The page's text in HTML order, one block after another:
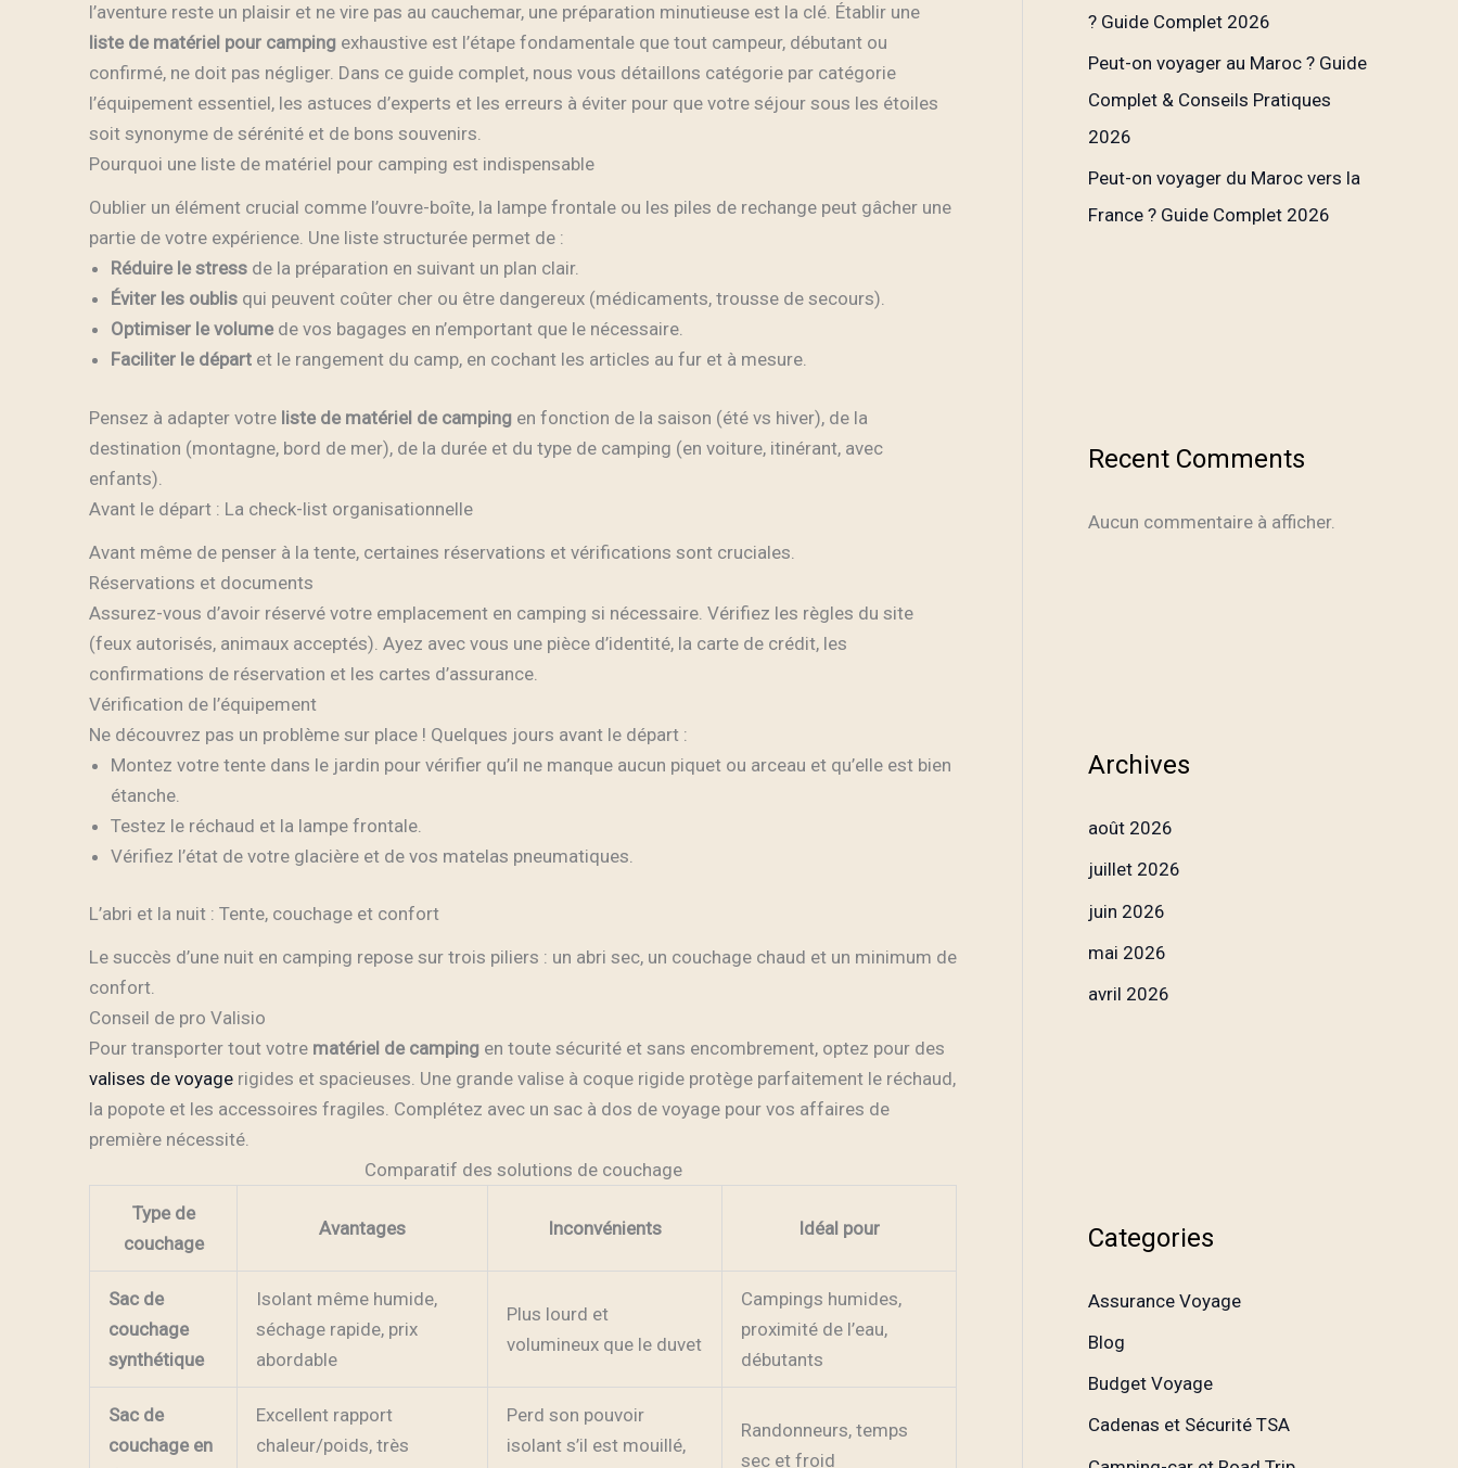
l’aventure reste un plaisir et ne vire pas au cauchemar, une préparation minutieuse est la clé. Établir une
liste de matériel pour camping exhaustive est l’étape fondamentale que tout campeur, débutant ou
confirmé, ne doit pas négliger. Dans ce guide complet, nous vous détaillons catégorie par catégorie
l’équipement essentiel, les astuces d’experts et les erreurs à éviter pour que votre séjour sous les étoiles
soit synonyme de sérénité et de bons souvenirs.
Pourquoi une liste de matériel pour camping est indispensable
Oublier un élément crucial comme l’ouvre-boîte, la lampe frontale ou les piles de rechange peut gâcher une
partie de votre expérience. Une liste structurée permet de :
Réduire le stress de la préparation en suivant un plan clair.
Éviter les oublis qui peuvent coûter cher ou être dangereux (médicaments, trousse de secours).
Optimiser le volumede vos bagages en n’emportant que le nécessaire.
Faciliter le départ et le rangement du camp, en cochant les articles au fur et à mesure.
Pensez à adapter votre liste de matériel de camping en fonction de la saison (été vs hiver), de la
destination (montagne, bord de mer), de la durée et du type de camping (en voiture, itinérant, avec
enfants).
Avant le départ : La check-list organisationnelle
Avant même de penser à la tente, certaines réservations et vérifications sont cruciales.
Réservations et documents
Assurez-vous d’avoir réservé votre emplacement en camping si nécessaire. Vérifiez les règles du site
(feux autorisés, animaux acceptés). Ayez avec vous une pièce d’identité, la carte de crédit, les
confirmations de réservation et les cartes d’assurance.
Vérification de l’équipement
Ne découvrez pas un problème sur place ! Quelques jours avant le départ :
Montez votre tente dans le jardin pour vérifier qu’il ne manque aucun piquet ou arceau et qu’elle est bien
étanche.
Testez le réchaud et la lampe frontale.
Vérifiez l’état de votre glacière et de vos matelas pneumatiques.
L’abri et la nuit : Tente, couchage et confort
Le succès d’une nuit en camping repose sur trois piliers : un abri sec, un couchage chaud et un minimum de
confort.
Conseil de pro Valisio
Pour transporter tout votre matériel de camping en toute sécurité et sans encombrement, optez pour des
valises de voyage rigides et spacieuses. Une grande valise à coque rigide protège parfaitement le réchaud,
la popote et les accessoires fragiles. Complétez avec un sac à dos de voyage pour vos affaires de
première nécessité.
Comparatif des solutions de couchage
Type de
couchage
Avantages Inconvénients Idéal pour
Sac de
couchage
synthétique
Isolant même humide,
séchage rapide, prix
abordable
Plus lourd et
volumineux que le duvet
Campings humides,
proximité de l’eau,
débutants
Sac de
couchage en
Excellent rapport
chaleur/poids, très
Perd son pouvoir
isolant s’il est mouillé,
Randonneurs, temps
sec et froid
? Guide Complet 2026
Peut-on voyager au Maroc ? Guide
Complet & Conseils Pratiques
2026
Peut-on voyager du Maroc vers la
France ? Guide Complet 2026
Recent Comments
Aucun commentaire à afficher.
Archives
août 2026
juillet 2026
juin 2026
mai 2026
avril 2026
Categories
Assurance Voyage
Blog
Budget Voyage
Cadenas et Sécurité TSA